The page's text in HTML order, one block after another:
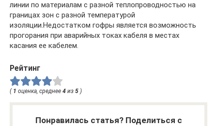
линии по материалам с разной теплопроводностью на
границах зон с разной температурой
изоляции.Недостатком гофры является возможность
прогорания при аварийных токах кабеля в местах
касания ее кабелем.
Рейтинг
( 1 оценка, среднее 4 из 5 )
Понравилась статья? Поделиться с